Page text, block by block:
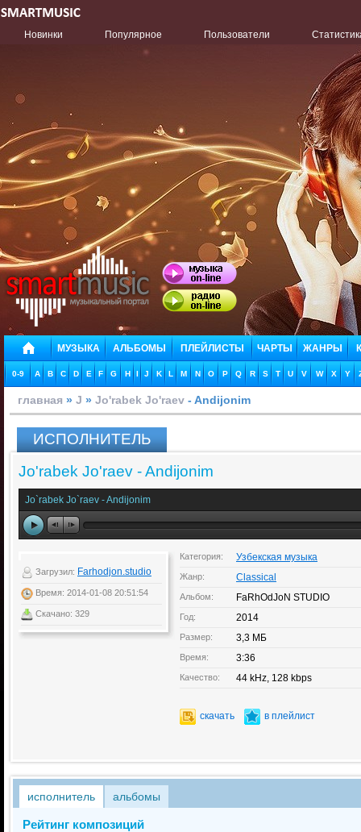
Новинки Популярное Пользователи
МУЗЫКА АЛЬБОМЫ ПЛЕЙЛИСТЫ ЧАРТЫ ЖАНРЫ
0-9 A B C D E F G H I J K L M N O P Q R S T U V W X Y
главная » J » Jo'rabek Jo'raev - Andijonim
ИСПОЛНИТЕЛЬ
Jo'rabek Jo'raev - Andijonim
Jo`rabek Jo`raev - Andijonim
Загрузил: Farhodjon.studio
Время: 2014-01-08 20:51:54
Скачано: 329
Категория: Узбекская музыка
Жанр: Classical
Альбом: FaRhOdJoN STUDIO
Год: 2014
Размер: 3,3 МБ
Время: 3:36
Качество: 44 kHz, 128 kbps
скачать в плейлист
исполнитель альбомы
Рейтинг композиций